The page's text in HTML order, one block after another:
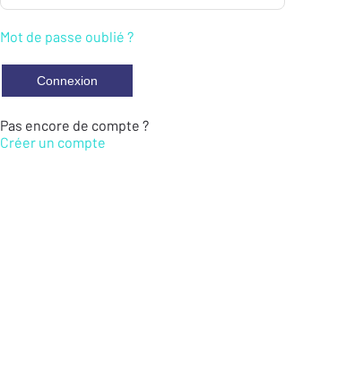
Mot de passe oublié ?
Pas encore de compte ?
Créer un compte